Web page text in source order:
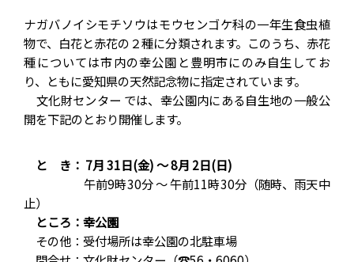
ナガバノイシモチソウはモウセンゴケ科の一年生食虫植
物で、白花と赤花の２種に分類されます。このうち、赤花
種については市内の幸公園と豊明市にのみ自生してお
り、ともに愛知県の天然記念物に指定されています。
文化財センター では、幸公園内にある自生地の一般公
開を下記のとおり開催します。
と き： 7月 31日(金) ～ 8月 2日(日)
午前9時30分 ～ 午前11時30分（随時、雨天中
止）
ところ：幸公園
その他：受付場所は幸公園の北駐車場